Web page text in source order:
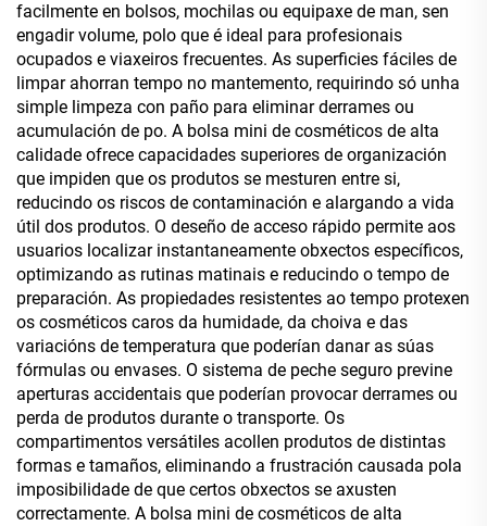
facilmente en bolsos, mochilas ou equipaxe de man, sen
engadir volume, polo que é ideal para profesionais
ocupados e viaxeiros frecuentes. As superficies fáciles de
limpar ahorran tempo no mantemento, requirindo só unha
simple limpeza con paño para eliminar derrames ou
acumulación de po. A bolsa mini de cosméticos de alta
calidade ofrece capacidades superiores de organización
que impiden que os produtos se mesturen entre si,
reducindo os riscos de contaminación e alargando a vida
útil dos produtos. O deseño de acceso rápido permite aos
usuarios localizar instantaneamente obxectos específicos,
optimizando as rutinas matinais e reducindo o tempo de
preparación. As propiedades resistentes ao tempo protexen
os cosméticos caros da humidade, da choiva e das
variacións de temperatura que poderían danar as súas
fórmulas ou envases. O sistema de peche seguro previne
aperturas accidentais que poderían provocar derrames ou
perda de produtos durante o transporte. Os
compartimentos versátiles acollen produtos de distintas
formas e tamaños, eliminando a frustración causada pola
imposibilidade de que certos obxectos se axusten
correctamente. A bolsa mini de cosméticos de alta